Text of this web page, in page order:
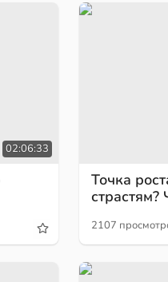
02:06:33
Точка
2107